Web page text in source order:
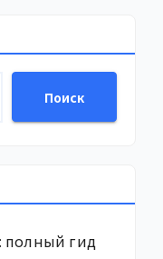
Поиск
полный гид